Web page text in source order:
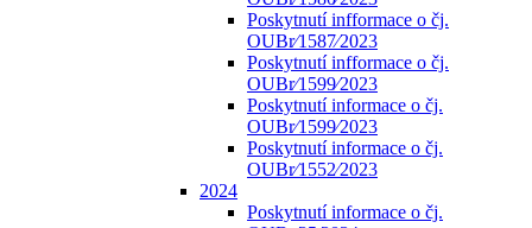
Poskytnutí infformace o čj.
OUBr⁄1587⁄2023
Poskytnutí infformace o čj.
OUBr⁄1599⁄2023
Poskytnutí informace o čj.
OUBr⁄1599⁄2023
Poskytnutí informace o čj.
OUBr⁄1552⁄2023
2024
Poskytnutí informace o čj.